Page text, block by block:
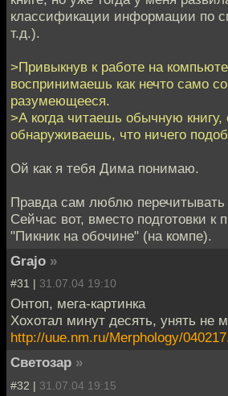
классификации информации по
т.д.).
>Привыкнув к работе на
воспринимаешь как нечто само
разумеющееся.
>А когда читаешь обычную
обнаруживаешь, что ничего
Ой как я тебя Дима понимаю.
Правда сам люблю перечитывать
Сейчас вот, вместо подготовки к
"Пикник на обочине" (на компе).
Grajo »
#31 | 31.07.04 19:10
Онтоп, мега-картинка
Хохотал минут десять, унять не
http://uue.nm.ru/Merphology/
Светозар »
#32 | 31.07.04 19:15